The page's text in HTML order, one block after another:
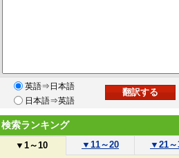
英語⇒日本語
日本語⇒英語
検索ランキング
▼ 1～10 ▼ 11～20 ▼ 21